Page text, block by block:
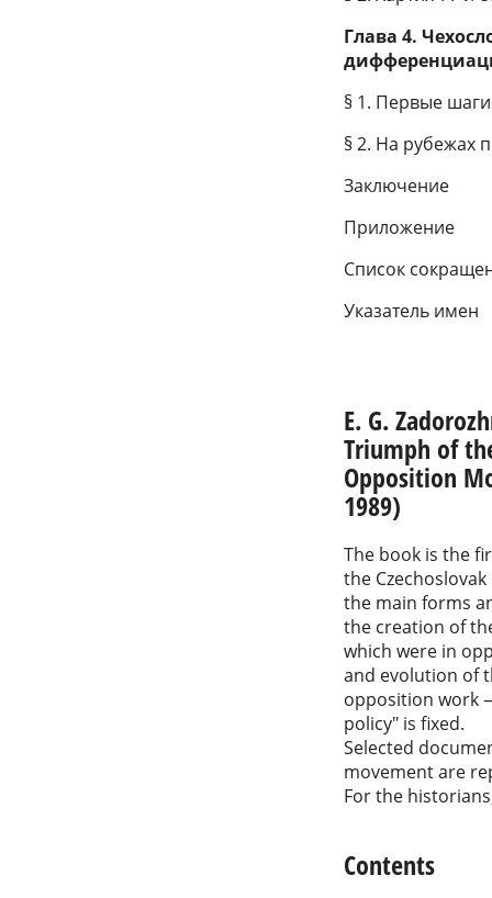
Глава 4.
§ 1. Первые
§ 2. На рубежах
Заключение
Приложение
Список
Указатель имен
E. G.
Triumph of
Opposition
1989)
The book is the
the
the main forms
the creation of
which were in
and evolution of
opposition work
policy" is fixed.
Selected
movement are
For the
Contents